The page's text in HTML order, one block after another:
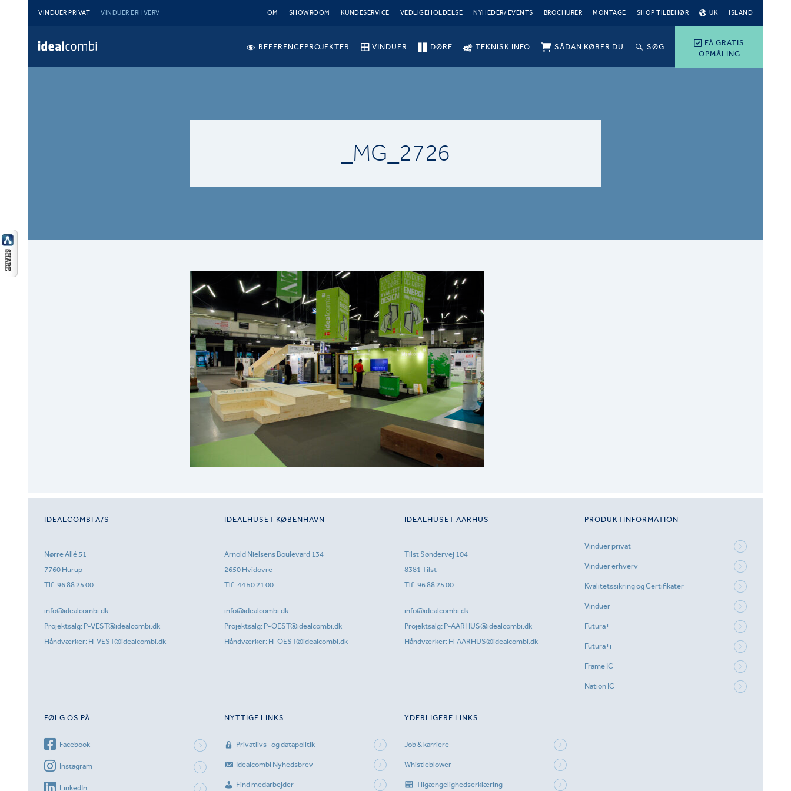
VINDUER PRIVAT VINDUER ERHVERV OM SHOWROOM KUNDESERVICE VEDLIGEHOLDELSE NYHEDER/ EVENTS BROCHURER MONTAGE SHOP TILBEHØR UK ISLAND
FÅ GRATIS
OPMÅLING
REFERENCEPROJEKTER VINDUER DØRE TEKNISK INFO SÅDAN KØBER DU SØG
_MG_2726
IDEALCOMBI A/S
Nørre Allé 51
7760 Hurup
Tlf.:96 88 25 00
info@idealcombi.dk
Projektsalg: P-VEST@idealcombi.dk
Håndværker: H-VEST@idealcombi.dk
IDEALHUSET KØBENHAVN
Arnold Nielsens Boulevard 134
2650 Hvidovre
Tlf.:44 50 21 00
info@idealcombi.dk
Projektsalg: P-OEST@idealcombi.dk
Håndværker: H-OEST@idealcombi.dk
IDEALHUSET AARHUS
Tilst Søndervej 104
8381 Tilst
Tlf.:96 88 25 00
info@idealcombi.dk
Projektsalg: P-AARHUS@idealcombi.dk
Håndværker: H-AARHUS@idealcombi.dk
PRODUKTINFORMATION
Vinduer privat
Vinduer erhverv
Kvalitetssikring og Certifikater
Vinduer
Futura+
Futura+i
Frame IC
Nation IC
FØLG OS PÅ:
Facebook
Instagram
LinkedIn
NYTTIGE LINKS
Privatlivs- og datapolitik
Idealcombi Nyhedsbrev
Find medarbejder
YDERLIGERE LINKS
Job & karriere
Whistleblower
Tilgængelighedserklæring